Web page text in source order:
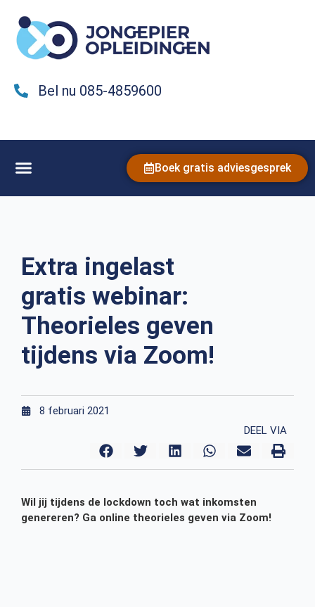
Bel nu 085-4859600
Boek gratis adviesgesprek
Extra ingelast
gratis webinar:
Theorieles geven
tijdens via Zoom!
8 februari 2021
DEEL VIA
Wil jij tijdens de lockdown toch wat inkomsten
genereren? Ga online theorieles geven via Zoom!